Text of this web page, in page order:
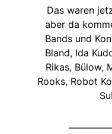
Das waren
aber da
Bands und
Bland, Ida
Rikas, Bülow,
Rooks, Robot